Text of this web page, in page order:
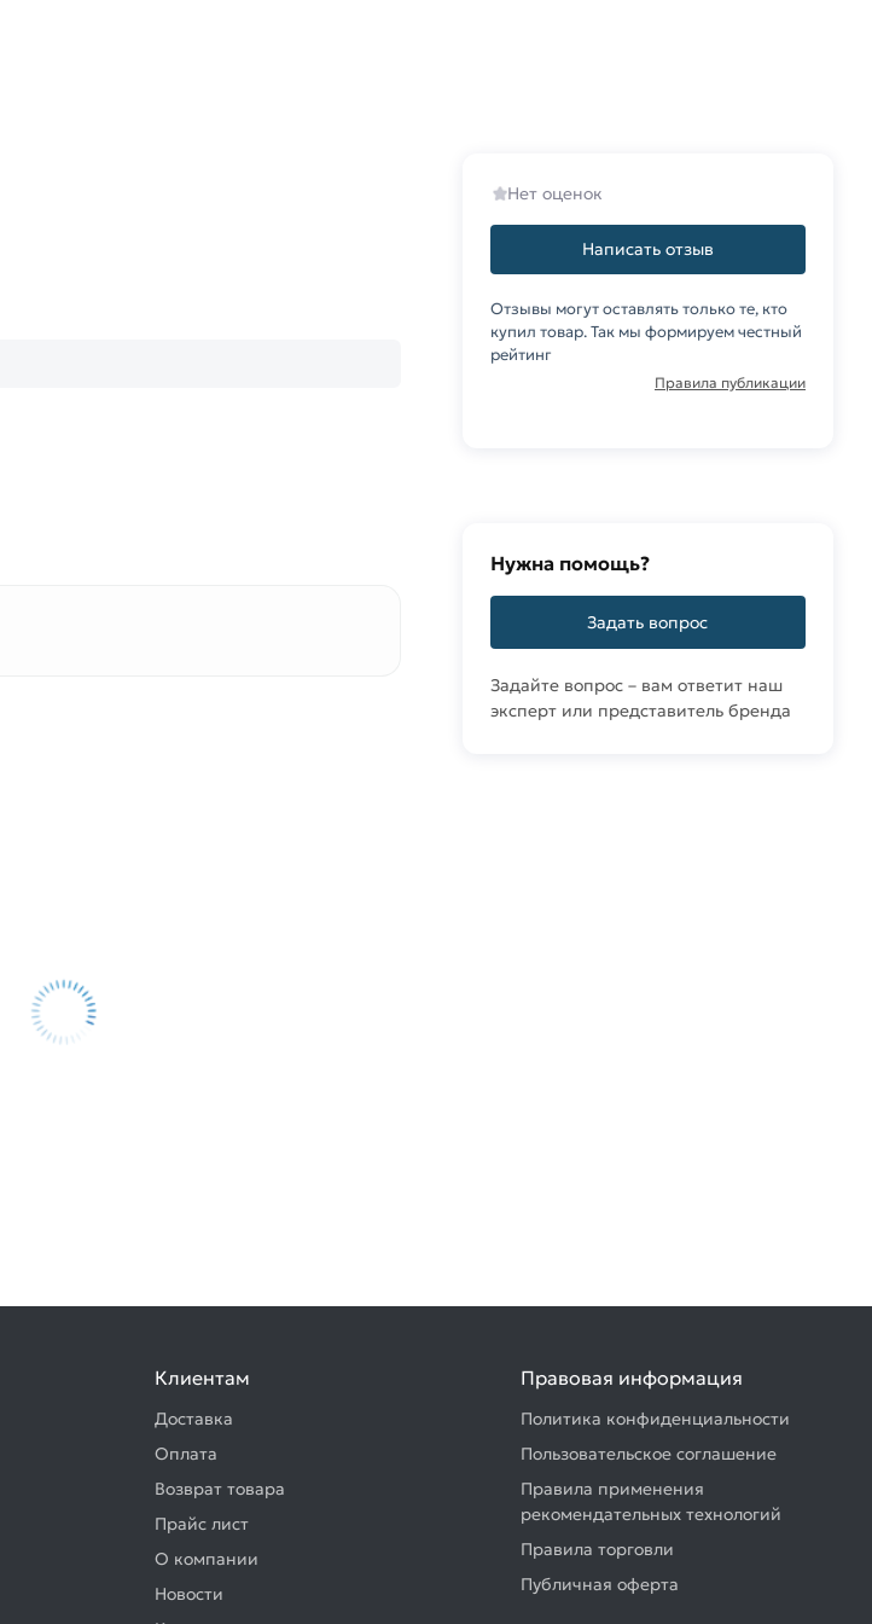
Нет оценок
Написать отзыв
Отзывы могут оставлять только те, кто
купил товар. Так мы формируем честный
рейтинг
Правила публикации
Нужна помощь?
Задать вопрос
Задайте вопрос – вам ответит наш
эксперт или представитель бренда
Клиентам
Доставка
Оплата
Возврат товара
Прайс лист
О компании
Новости
Правовая информация
Политика конфиденциальности
Пользовательское соглашение
Правила применения
рекомендательных технологий
Правила торговли
Публичная оферта